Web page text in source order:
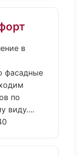
в
фасадные
по
виду....